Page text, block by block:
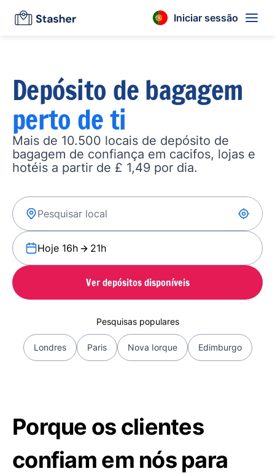
Iniciar sessão
Depósito de bagagem
perto de ti
Mais de 10.500 locais de depósito de
bagagem de confiança em cacifos, lojas e
hotéis a partir de £ 1,49 por dia.
Hoje 16h 21h
Ver depósitos disponíveis
Pesquisas populares
Londres Paris Nova Iorque Edimburgo
Porque os clientes
confiam em nós para